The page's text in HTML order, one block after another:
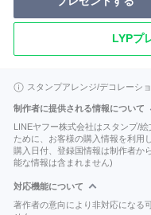
LYPプ
スタンプアレンジ/デコレーシ
制作者に提供される情報について
LINEヤフー株式会社はスタンプ/
ために、お客様の購入情報を利用
購入日付、登録国情報は制作者か
能な情報は含まれません)
対応機能について
著作者の意向により非対応になる